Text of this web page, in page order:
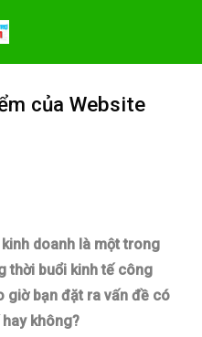
của Website
doanh là một trong
thời buổi kinh tế công
giờ bạn đặt ra vấn đề có
không?